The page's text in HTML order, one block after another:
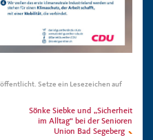
Setze ein Lesezeichen auf
Sönke Siebke und „Sicherheit
im Alltag“ bei der Senioren
Union Bad Segeberg